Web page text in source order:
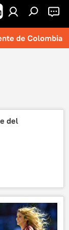
de Colombia
del